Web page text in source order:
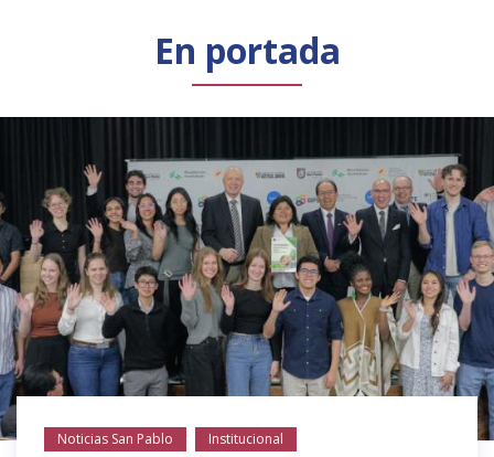
En portada
Noticias San Pablo Institucional